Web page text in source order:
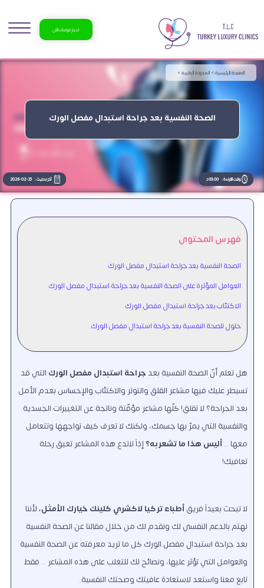
احجز موعدك الآن
الصحة النفسية بعد جراحة استبدال مفصل الورك
الصفحة الرئيسية >المدونة الطبية >
وقت القراءة : 03:00 د آخر تحديث : 2026-02-25
فهرس المحتوى
الصحة النفسية بعد جراحة استبدال مفصل الورك
العوامل المؤثرة على الصحة النفسية بعد جراحة استبدال مفصل الورك
الاكتئاب بعد جراحة استبدال مفصل الورك
حلول للصحة النفسية بعد جراحة استبدال مفصل الورك.
هل تعلم أنّ الصحة النفسية بعد جراحة استبدال مفصل الورك التي قد
تسيطر عليك فيها مشاعر القلق والتوتر والاكتئاب والإحساس بعدم الأمل
بعد الجراحة؟ لا تقلق! كلّها مشاعر مؤقّتة وناتجة عن التغييرات الجسدية
والنفسية التي يمرّ بها جسمك، ولكنك لا تعرف كيف تواجهها وتتعامل
معها ..أليس هذا ما تشعربه؟إذاً لاتدع هذه المشاعر تعيق رحلة
تعافيك!
لا تبحث بعيداً فريقأطباء تركيا لاكشري كلينك خيارك الأمثل،لأننا
نهتم بالدعم النفسي لك ونقدم لك من خلال مقالنا عن الصحة النفسية
بعد جراحة استبدال مفصل الورك كل ما تريد معرفته عن الصحة النفسية
والعوامل التي تؤثر عليها، ونصائح لك للتغلب على هذه المشاعر .. فقط
تابع معنا واستعد لاستعادة عافيتك وصحتك النفسية.